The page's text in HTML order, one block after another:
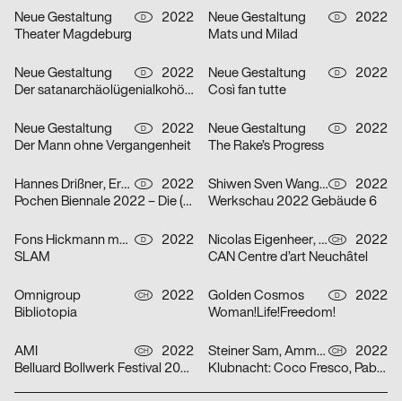
Neue Gestaltung D
2022
Theater Magdeburg
Neue Gestaltung D
2022
Mats und Milad
Neue Gestaltung D
2022
Der satanarchäolügenialkohöllische Wunschpunsch
Neue Gestaltung D
2022
Così fan tutte
Neue Gestaltung D
2022
Der Mann ohne Vergangenheit
Neue Gestaltung D
2022
The Rake’s Progress
Hannes Drißner, Erkan Elias D
2022
Pochen Biennale 2022 – Die (neue) Vermessung der Welt
Shiwen Sven Wang, Breidenich Friedrich D
2022
Werkschau 2022 Gebäude 6
Fons Hickmann m23 D
2022
SLAM
Nicolas Eigenheer, Noémie Gygax (no-do), Sebastian Verdon CH
2022
CAN Centre d’art Neuchâtel
Omnigroup CH
2022
Bibliotopia
Golden Cosmos D
2022
Woman!Life!Freedom!
AMI CH
2022
Belluard Bollwerk Festival 2022
Steiner Sam, Ammann Sirkka CH
2022
Klubnacht: Coco Fresco, Pablo Beltran, orangebleu